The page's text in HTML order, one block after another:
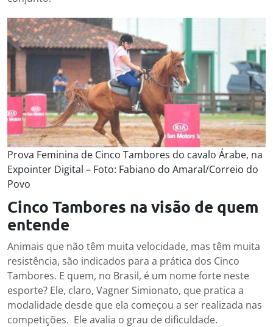
Prova Feminina de Cinco Tambores do cavalo Árabe, na
Expointer Digital – Foto: Fabiano do Amaral/Correio do
Povo
Cinco Tambores na visão de quem
entende
Animais que não têm muita velocidade, mas têm muita
resistência, são indicados para a prática dos Cinco
Tambores. E quem, no Brasil, é um nome forte neste
esporte? Ele, claro, Vagner Simionato, que pratica a
modalidade desde que ela começou a ser realizada nas
competições. Ele avalia o grau de dificuldade.